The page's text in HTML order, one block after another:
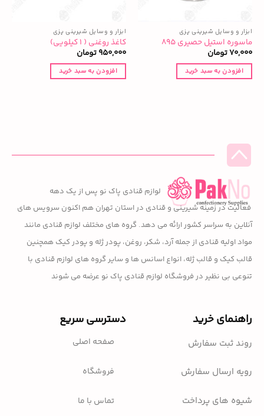
ابزار و وسایل شیرینی پزی
ماسوره استیل حصیری ۸۹۵
70,000تومان
افزودن به سبد خرید
ابزار و وسایل شیرینی پزی
کاغذ روغنی ( ۱ کیلویی)
950,000تومان
افزودن به سبد خرید
لوازم قنادی پاک نو پس از یک دهه
فعالیت در زمینه شیرینی و قنادی در استان تهران هم اکنون سرویس های
آنلاین به سراسر کشور ارائه می دهد. گروه های مختلف لوازم قنادی مانند
مواد اولیه قنادی از جمله آرد، شکر، روغن، پودر ژله و پودر کیک همچنین
قالب کیک و قالب ژله، انواع اسانس ها و سایر گروه های لوازم قنادی با
تنوعی بی نظیر در فروشگاه لوازم قنادی پاک نو عرضه می شوند
راهنمای خرید
روند ثبت سفارش
رویه ارسال سفارش
شیوه های پرداخت
دسترسی سریع
صفحه اصلی
فروشگاه
تماس با ما